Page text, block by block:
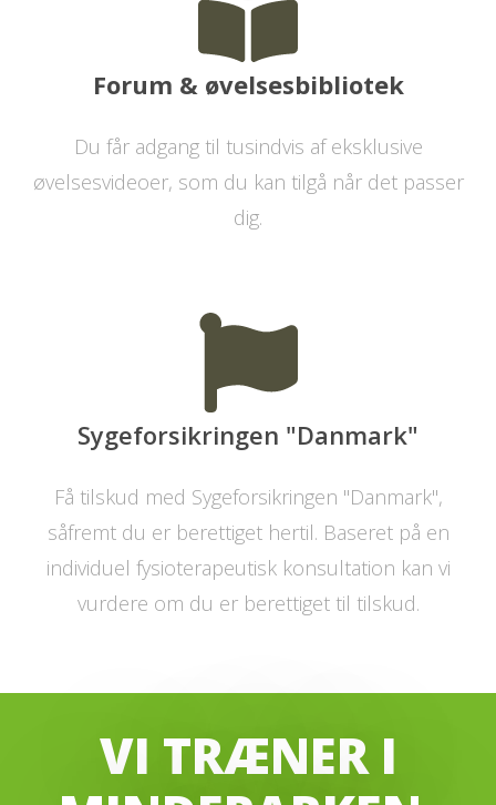
Forum & øvelsesbibliotek
Du får adgang til tusindvis af eksklusive
øvelsesvideoer, som du kan tilgå når det passer
dig.
Sygeforsikringen "Danmark"
Få tilskud med Sygeforsikringen "Danmark",
såfremt du er berettiget hertil. Baseret på en
individuel fysioterapeutisk konsultation kan vi
vurdere om du er berettiget til tilskud.
VI TRÆNER I